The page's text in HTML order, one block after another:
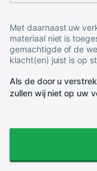
Met daarnaast uw
materiaal niet is
gemachtigde of de
klacht(en) juist is op
Als de door u
zullen wij niet op uw